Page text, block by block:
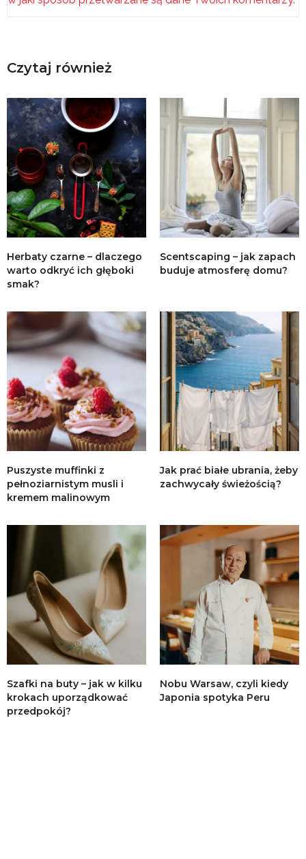
Czytaj również
Herbaty czarne – dlaczego
warto odkryć ich głęboki
smak?
Scentscaping – jak zapach
buduje atmosferę domu?
Puszyste muffinki z
pełnoziarnistym musli i
kremem malinowym
Jak prać białe ubrania, żeby
zachwycały świeżością?
Szafki na buty – jak w kilku
krokach uporządkować
przedpokój?
Nobu Warsaw, czyli kiedy
Japonia spotyka Peru